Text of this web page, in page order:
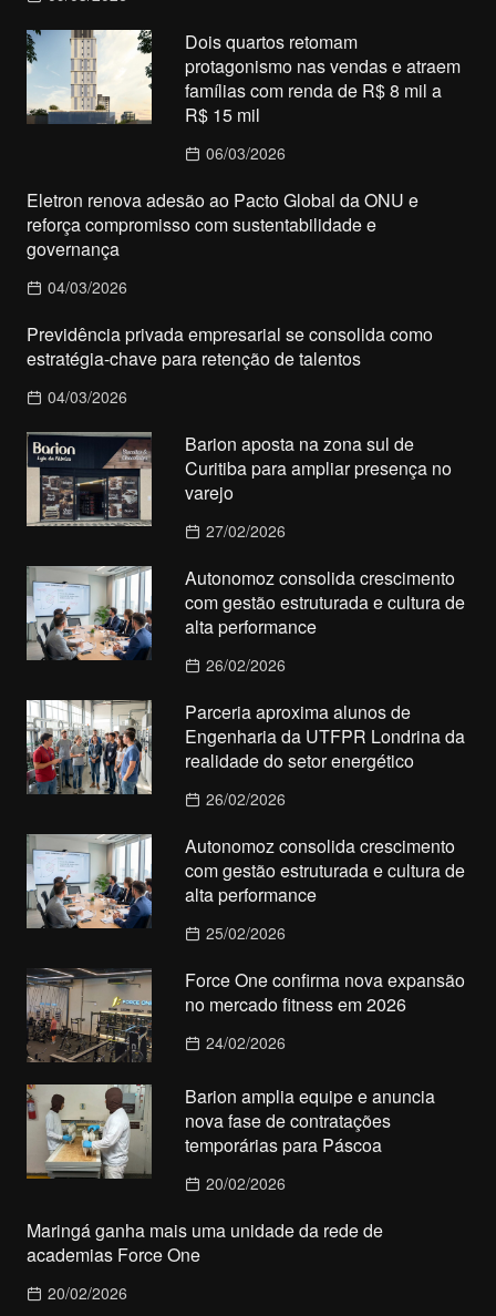
Dois quartos retomam
protagonismo nas vendas e atraem
famílias com renda de R$ 8 mil a
R$ 15 mil
06/03/2026
Eletron renova adesão ao Pacto Global da ONU e
reforça compromisso com sustentabilidade e
governança
04/03/2026
Previdência privada empresarial se consolida como
estratégia-chave para retenção de talentos
04/03/2026
Barion aposta na zona sul de
Curitiba para ampliar presença no
varejo
27/02/2026
Autonomoz consolida crescimento
com gestão estruturada e cultura de
alta performance
26/02/2026
Parceria aproxima alunos de
Engenharia da UTFPR Londrina da
realidade do setor energético
26/02/2026
Autonomoz consolida crescimento
com gestão estruturada e cultura de
alta performance
25/02/2026
Force One confirma nova expansão
no mercado fitness em 2026
24/02/2026
Barion amplia equipe e anuncia
nova fase de contratações
temporárias para Páscoa
20/02/2026
Maringá ganha mais uma unidade da rede de
academias Force One
20/02/2026